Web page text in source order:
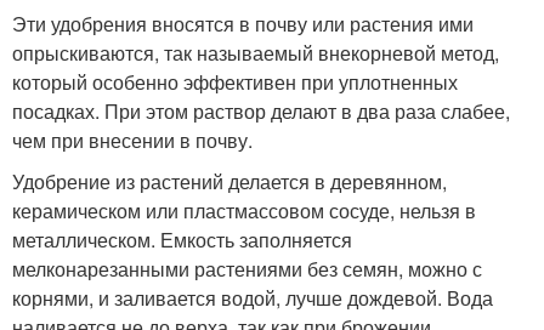
Эти удобрения вносятся в почву или растения ими
опрыскиваются, так называемый внекорневой метод,
который особенно эффективен при уплотненных
посадках. При этом раствор делают в два раза слабее,
чем при внесении в почву.
Удобрение из растений делается в деревянном,
керамическом или пластмассовом сосуде, нельзя в
металлическом. Емкость заполняется
мелконарезанными растениями без семян, можно с
корнями, и заливается водой, лучше дождевой. Вода